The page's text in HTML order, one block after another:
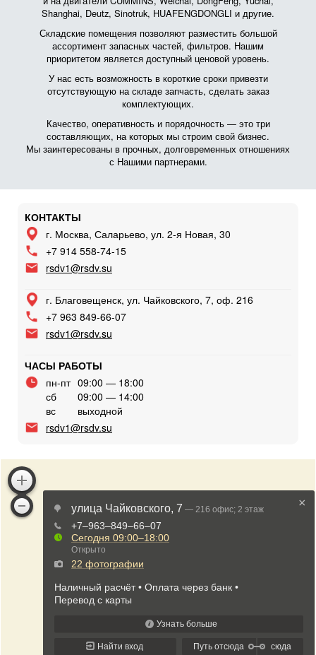
Shanghai, Deutz, Sinotruk, HUAFENGDONGLI и другие.
Складские помещения позволяют разместить большой
ассортимент запасных частей, фильтров. Нашим
приоритетом является доступный ценовой уровень.
У нас есть возможность в короткие сроки привезти
отсутствующую на складе запчасть, сделать заказ
комплектующих.
Качество, оперативность и порядочность — это три
составляющих, на которых мы строим свой бизнес.
Мы заинтересованы в прочных, долговременных отношениях
с Нашими партнерами.
КОНТАКТЫ
г. Москва, Саларьево, ул. 2-я Новая, 30
+7 914 558-74-15
rsdv1@rsdv.su
г. Благовещенск, ул. Чайковского, 7, оф. 216
+7 963 849-66-07
rsdv1@rsdv.su
ЧАСЫ РАБОТЫ
пн-пт 09:00 — 18:00
сб
09:00 — 14:00
вс
выходной
rsdv1@rsdv.su